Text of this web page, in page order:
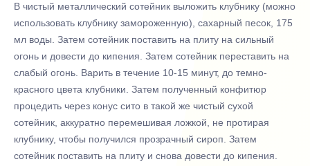
В чистый металлический сотейник выложить клубнику (можно
использовать клубнику замороженную), сахарный песок, 175
мл воды. Затем сотейник поставить на плиту на сильный
огонь и довести до кипения. Затем сотейник переставить на
слабый огонь. Варить в течение 10-15 минут, до темно-
красного цвета клубники. Затем полученный конфитюр
процедить через конус сито в такой же чистый сухой
сотейник, аккуратно перемешивая ложкой, не протирая
клубнику, чтобы получился прозрачный сироп. Затем
сотейник поставить на плиту и снова довести до кипения.